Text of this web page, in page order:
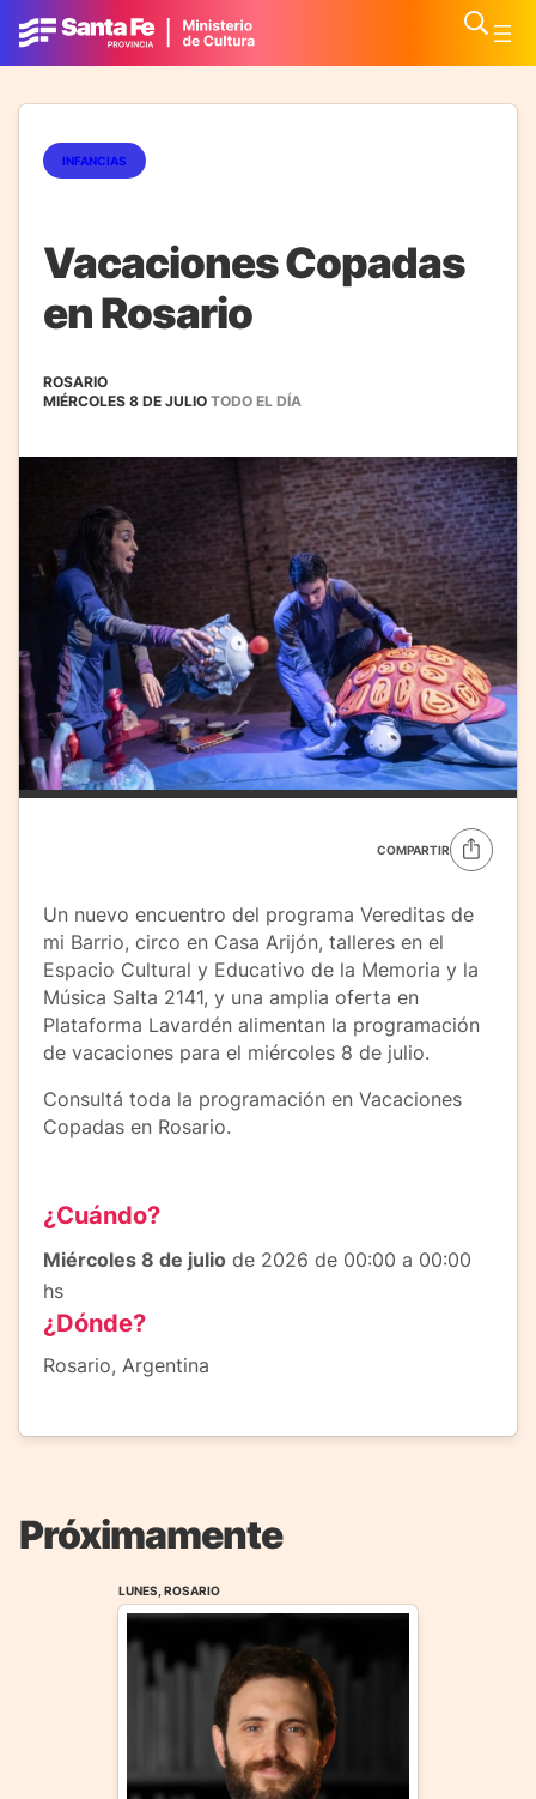
INFANCIAS
Vacaciones Copadas
en Rosario
ROSARIO
MIÉRCOLES 8 DE JULIO TODO EL DÍA
COMPARTIR
Un nuevo encuentro del programa Vereditas de
mi Barrio, circo en Casa Arijón, talleres en el
Espacio Cultural y Educativo de la Memoria y la
Música Salta 2141, y una amplia oferta en
Plataforma Lavardén alimentan la programación
de vacaciones para el miércoles 8 de julio.
Consultá toda la programación en Vacaciones
Copadas en Rosario.
¿Cuándo?
Miércoles 8 de julio de 2026 de 00:00 a 00:00
hs
¿Dónde?
Rosario, Argentina
Próximamente
LUNES, ROSARIO